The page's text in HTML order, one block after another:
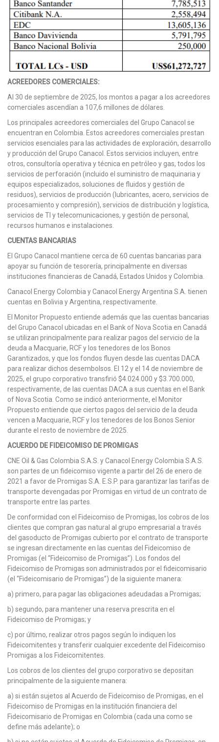
ACREEDORES COMERCIALES:
Al 30 de septiembre de 2025, los montos a pagar a los acreedores
comerciales ascendían a 107,6 millones de dólares.
Los principales acreedores comerciales del Grupo Canacol se
encuentran en Colombia. Estos acreedores comerciales prestan
servicios esenciales para las actividades de exploración, desarrollo
y producción del Grupo Canacol. Estos servicios incluyen, entre
otros, consultoría operativa y técnica en petróleo y gas, todos los
servicios de perforación (incluido el suministro de maquinaria y
equipos especializados, soluciones de fluidos y gestión de
residuos), servicios de producción (lubricantes, acero, servicios de
procesamiento y compresión), servicios de distribución y logística,
servicios de TI y telecomunicaciones, y gestión de personal,
recursos humanos e instalaciones.
CUENTAS BANCARIAS
El Grupo Canacol mantiene cerca de 60 cuentas bancarias para
apoyar su función de tesorería, principalmente en diversas
instituciones financieras de Canadá, Estados Unidos y Colombia.
Canacol Energy Colombia y Canacol Energy Argentina S.A. tienen
cuentas en Bolivia y Argentina, respectivamente.
El Monitor Propuesto entiende además que las cuentas bancarias
del Grupo Canacol ubicadas en el Bank of Nova Scotia en Canadá
se utilizan principalmente para realizar pagos del servicio de la
deuda a Macquarie, RCF y los tenedores de los Bonos
Garantizados, y que los fondos fluyen desde las cuentas DACA
para realizar dichos desembolsos. El 12 y el 14 de noviembre de
2025, el grupo corporativo transfirió $4.024.000 y $3.700.000,
respectivamente, de las cuentas DACA a sus cuentas en el Bank
of Nova Scotia. Como se indicó anteriormente, el Monitor
Propuesto entiende que ciertos pagos del servicio de la deuda
vencen a Macquarie, RCF y los tenedores de los Bonos Senior
durante el resto de noviembre de 2025.
ACUERDO DE FIDEICOMISO DE PROMIGAS
CNE Oil & Gas Colombia S.A.S. y Canacol Energy Colombia S.A.S.
son partes de un fideicomiso vigente a partir del 26 de enero de
2021 a favor de Promigas S.A. E.S.P. para garantizar las tarifas de
transporte devengadas por Promigas en virtud de un contrato de
transporte entre las partes.
De conformidad con el Fideicomiso de Promigas, los cobros de los
clientes que compran gas natural al grupo empresarial a través
del gasoducto de Promigas cubierto por el contrato de transporte
se ingresan directamente en las cuentas del Fideicomiso de
Promigas (el “Fideicomiso de Promigas”). Los fondos del
Fideicomiso de Promigas son administrados por el fideicomisario
(el “Fideicomisario de Promigas”) de la siguiente manera:
a) primero, para pagar las obligaciones adeudadas a Promigas;
b) segundo, para mantener una reserva prescrita en el
Fideicomiso de Promigas; y
c) por último, realizar otros pagos según lo indiquen los
Fideicomitentes y transferir cualquier excedente del Fideicomiso
Promigas a los Fideicomitentes.
Los cobros de los clientes del grupo corporativo se depositan
principalmente de la siguiente manera:
a) si están sujetos al Acuerdo de Fideicomiso de Promigas, en el
Fideicomiso de Promigas en la institución financiera del
Fideicomisario de Promigas en Colombia (cada una como se
define más adelante); o